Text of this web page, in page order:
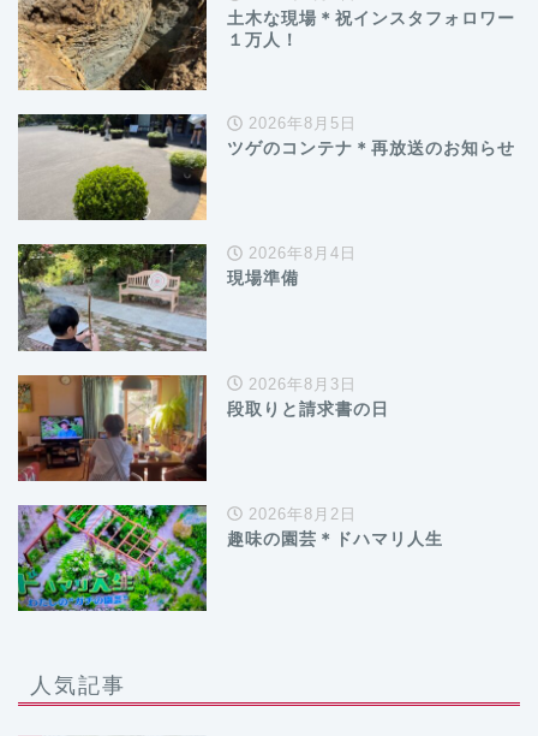
土木な現場＊祝インスタフォロワー
１万人！
2026年8月5日
ツゲのコンテナ＊再放送のお知らせ
2026年8月4日
現場準備
2026年8月3日
段取りと請求書の日
2026年8月2日
趣味の園芸＊ドハマリ人生
人気記事